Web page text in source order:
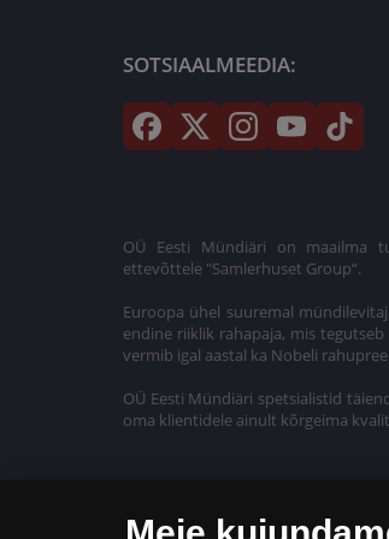
SOTSIAALMEEDIA:
OÜ Eesti Mündiäri on maailma
ettevõttele "Samlerhuset Group“.
Euroopa ühel suuremal
endine riiklik rahapaja, mis
vermib igal aastal ka Nobeli
OÜ Eesti Mündiäri spetsialistid
oma klientidele ainult kõrgeima